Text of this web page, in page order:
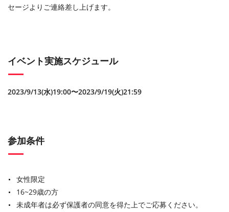
セージよりご連絡差し上げます。
イベント実施スケジュール
2023/9/13(水)19:00〜2023/9/19(火)21:59
参加条件
女性限定
16~29歳の方
未成年者は必ず保護者の同意を得た上でご応募ください。